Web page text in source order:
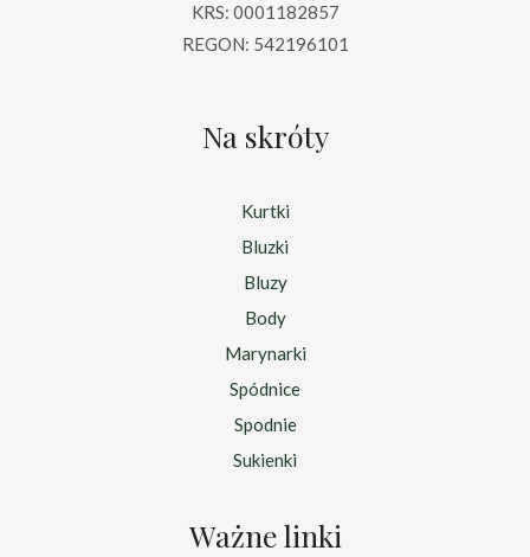
KRS: 0001182857
REGON: 542196101
Na skróty
Kurtki
Bluzki
Bluzy
Body
Marynarki
Spódnice
Spodnie
Sukienki
Ważne linki